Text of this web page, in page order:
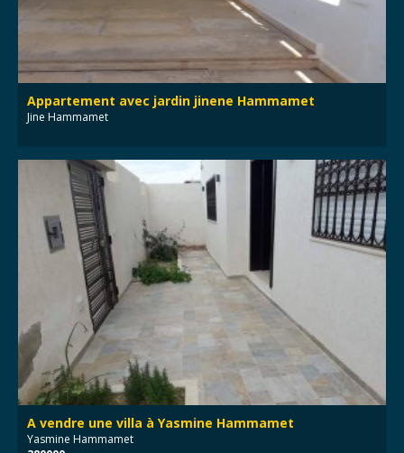
Appartement avec jardin jinene Hammamet
Jine Hammamet
A vendre une villa à Yasmine Hammamet
Yasmine Hammamet